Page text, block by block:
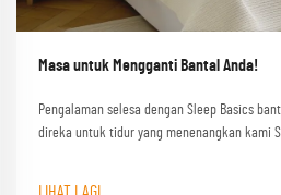
Masa untuk Mengganti Bantal Anda!
Pengalaman selesa dengan Sleep Basics
direka untuk tidur yang menenangkan kami